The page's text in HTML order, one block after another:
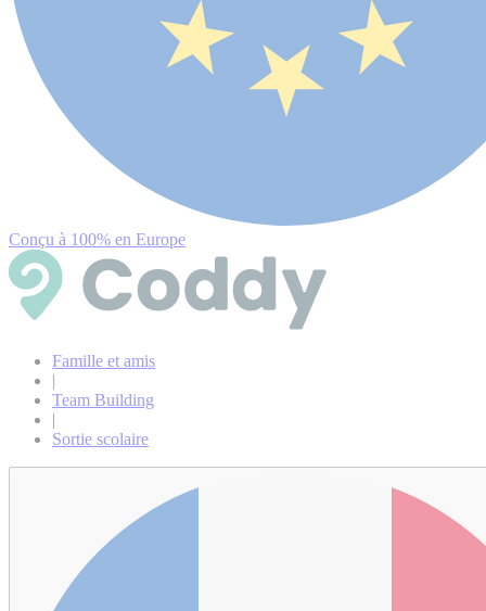
Conçu à 100% en Europe
Famille et amis
|
Team Building
|
Sortie scolaire